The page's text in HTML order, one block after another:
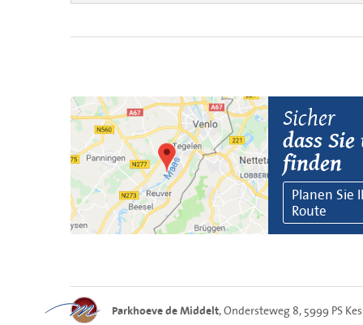
Sicher
dass Sie
finden
Planen Sie
Route
Parkhoeve de Middelt, Ondersteweg 8, 5999 PS